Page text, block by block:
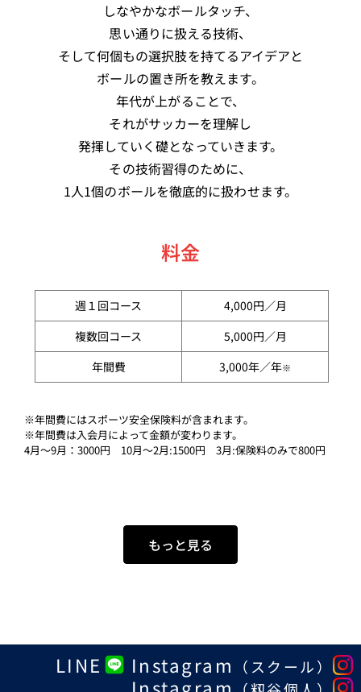
しなやかなボールタッチ、
思い通りに扱える技術、
そして何個もの選択肢を持てるアイデアと
ボールの置き所を教えます。
年代が上がることで、
それがサッカーを理解し
発揮していく礎となっていきます。
その技術習得のために、
1人1個のボールを徹底的に扱わせます。
料金
週１回コース
4,000円／月
複数回コース
5,000円／月
年間費
3,000年／年※
※年間費にはスポーツ安全保険料が含まれます。
※年間費は入会月によって金額が変わります。
4月〜9月：3000円 10月〜2月:1500円 3月:保険料のみで800円
もっと見る
LINE Instagram （スクール）